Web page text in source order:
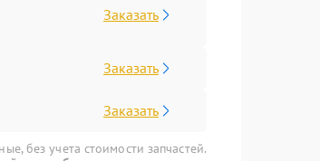
Заказать
Заказать
Заказать
без учета стоимости запчастей.